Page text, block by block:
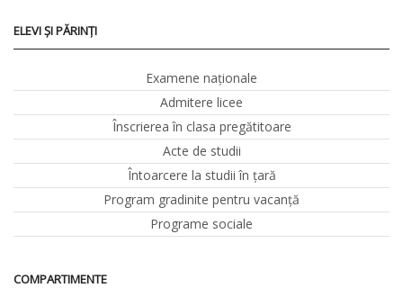
ELEVI ȘI PĂRINȚI
Examene naționale
Admitere licee
Înscrierea în clasa pregătitoare
Acte de studii
Întoarcere la studii în ţară
Program gradinite pentru vacanţă
Programe sociale
COMPARTIMENTE